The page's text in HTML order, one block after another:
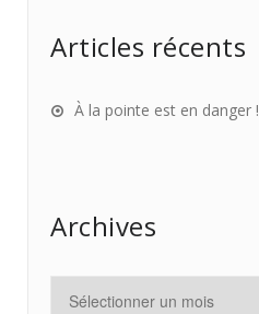
Articles récents
À la pointe est en danger !
Archives